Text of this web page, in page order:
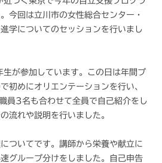
今回は立川市の女性総合センター・
学についてのセッションを行いまし
が参加しています。この日は年間プ
初めにオリエンテーションを行い、
員3名も合わせて全員で自己紹介をし
流れや説明を行いました。
ついてです。講師から栄養や献立に
グループ分けをしました。自己申告